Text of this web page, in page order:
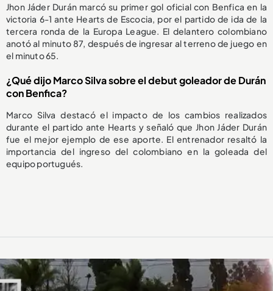
Jhon Jáder Durán marcó su primer gol oficial con Benfica en la
victoria 6-1 ante Hearts de Escocia, por el partido de ida de la
tercera ronda de la Europa League. El delantero colombiano
anotó al minuto 87, después de ingresar al terreno de juego en
el minuto 65.
¿Qué dijo Marco Silva sobre el debut goleador de Durán
con Benfica?
Marco Silva destacó el impacto de los cambios realizados
durante el partido ante Hearts y señaló que Jhon Jáder Durán
fue el mejor ejemplo de ese aporte. El entrenador resaltó la
importancia del ingreso del colombiano en la goleada del
equipo portugués.